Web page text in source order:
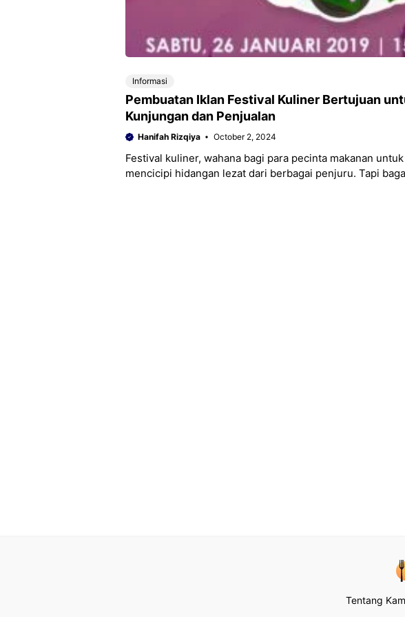
Informasi
Pembuatan Iklan Festival Kuliner Bertujuan
Kunjungan dan Penjualan
Hanifah Rizqiya October 2, 2024
Festival kuliner, wahana bagi para pecinta makanan
mencicipi hidangan lezat dari berbagai penjuru. Tapi
Tentang